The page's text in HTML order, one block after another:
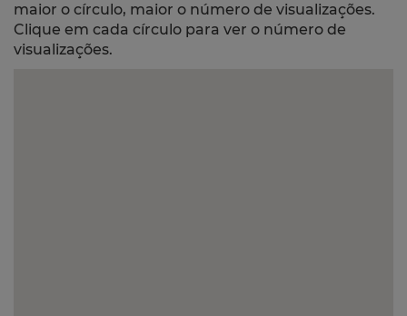
maior o círculo, maior o número de visualizações.
Clique em cada círculo para ver o número de
visualizações.